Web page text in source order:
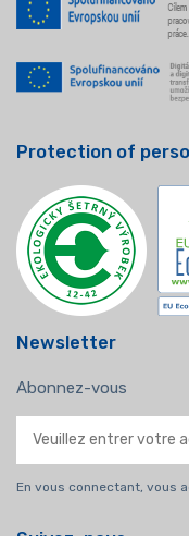
Protection of
Newsletter
Abonnez-vous
En vous connectant, vous